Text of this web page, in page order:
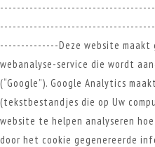
--------------Deze website maakt
webanalyse-service die wordt
(“Google”). Google Analytics
(tekstbestandjes die op Uw
website te helpen analyseren
door het cookie gegenereerde